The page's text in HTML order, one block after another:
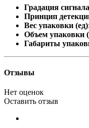
Градация сигнала
Принцип
Вес упаковки (ед)
Объем упаковки
Габариты
Отзывы
Нет оценок
Оставить отзыв